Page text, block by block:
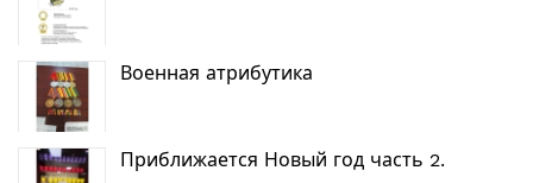
Военная атрибутика
Приближается Новый год часть 2.